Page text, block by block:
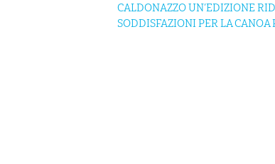
CALDONAZZO UN’EDIZIONE
SODDISFAZIONI PER LA CANOA